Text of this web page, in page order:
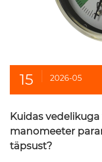
15 2026-05
Kuidas
manomeeter
täpsust?